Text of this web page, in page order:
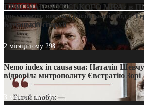
ПРИСМАК «РУССЬКОГО МІРА» в
документи, вирок і російський слід у
Бучацькій єпархії
2 місяці тому 298
Nemo iudex in causa sua: Наталія
відповіла митрополиту Євстратію Зорі
3 місяці тому214